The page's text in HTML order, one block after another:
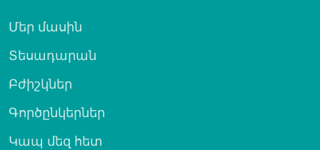
Մեր մասին
Տեսադարան
Բժիշկներ
Գործընկերներ
Կապ մեզ հետ